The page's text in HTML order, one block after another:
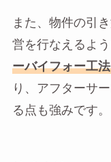
また、物件の引
営を行なえるよう
ーバイフォー工法
り、アフターサ
る点も強みです。